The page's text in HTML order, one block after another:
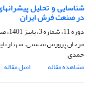
شناسایی و تحلیل
در صنعت فرش ایران
دوره 11، شماره 3، پاییز 1401، صفحه
مرجان پرورش محسنی، شهناز
حمدی
مشاهده مقاله
اصل مقاله